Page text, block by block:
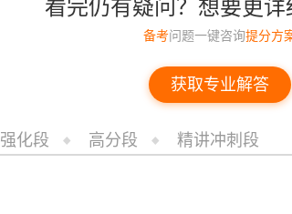
看完仍有疑问？想要更详
备考问题一键咨询提分方
获取专业解答
强化段 高分段 精讲冲刺段